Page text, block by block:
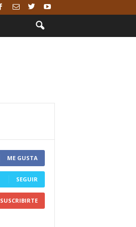
ME GUSTA
SEGUIR
SUSCRIBIRTE